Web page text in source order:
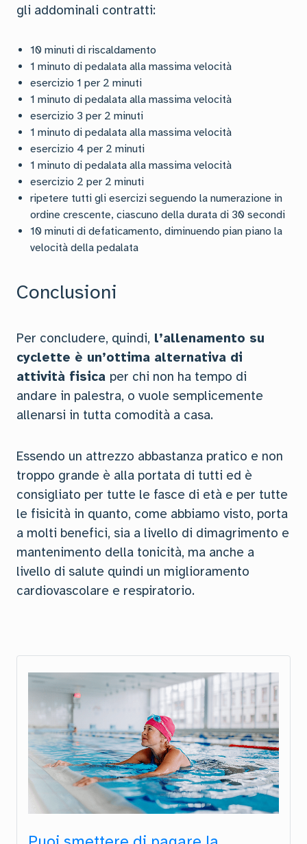
gli addominali contratti:
10 minuti di riscaldamento
1 minuto di pedalata alla massima velocità
esercizio 1 per 2 minuti
1 minuto di pedalata alla massima velocità
esercizio 3 per 2 minuti
1 minuto di pedalata alla massima velocità
esercizio 4 per 2 minuti
1 minuto di pedalata alla massima velocità
esercizio 2 per 2 minuti
ripetere tutti gli esercizi seguendo la numerazione in
ordine crescente, ciascuno della durata di 30 secondi
10 minuti di defaticamento, diminuendo pian piano la
velocità della pedalata
Conclusioni
Per concludere, quindi, l’allenamento su
cyclette è un’ottima alternativa di
attività fisica per chi non ha tempo di
andare in palestra, o vuole semplicemente
allenarsi in tutta comodità a casa.
Essendo un attrezzo abbastanza pratico e non
troppo grande è alla portata di tutti ed è
consigliato per tutte le fasce di età e per tutte
le fisicità in quanto, come abbiamo visto, porta
a molti benefici, sia a livello di dimagrimento e
mantenimento della tonicità, ma anche a
livello di salute quindi un miglioramento
cardiovascolare e respiratorio.